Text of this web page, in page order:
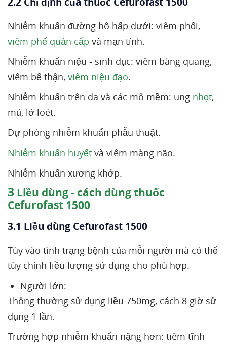
Nhiễm khuẩn đường hô hấp dưới: viêm phổi,
viêm phế quản cấp và mạn tính.
Nhiễm khuẩn niệu - sinh dục: viêm bàng quang,
viêm bể thận, viêm niệu đạo.
Nhiễm khuẩn trên da và các mô mềm: ung nhọt,
mủ, lở loét.
Dự phòng nhiễm khuẩn phẫu thuật.
Nhiễm khuẩn huyết và viêm màng não.
Nhiễm khuẩn xương khớp.
3 Liều dùng - cách dùng thuốc
Cefurofast 1500
3.1 Liều dùng Cefurofast 1500
Tùy vào tình trạng bệnh của mỗi người mà có thể
tùy chỉnh liều lượng sử dụng cho phù hợp.
Người lớn:
Thông thường sử dụng liều 750mg, cách 8 giờ sử
dụng 1 lần.
Trường hợp nhiễm khuẩn nặng hơn: tiêm tĩnh